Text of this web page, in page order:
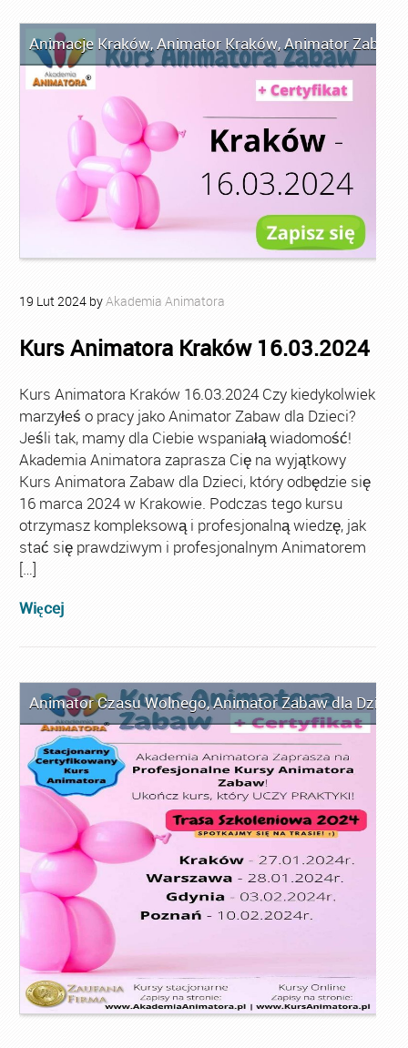
Animacje Kraków,Animator Kraków,Animator Zabaw
19 Lut 2024 byAkademia Animatora
Kurs Animatora Kraków 16.03.2024
Kurs Animatora Kraków 16.03.2024 Czy kiedykolwiek
marzyłeś o pracy jako Animator Zabaw dla Dzieci?
Jeśli tak, mamy dla Ciebie wspaniałą wiadomość!
Akademia Animatora zaprasza Cię na wyjątkowy
Kurs Animatora Zabaw dla Dzieci, który odbędzie się
16 marca 2024 w Krakowie. Podczas tego kursu
otrzymasz kompleksową i profesjonalną wiedzę, jak
stać się prawdziwym i profesjonalnym Animatorem
[…]
Więcej
Animator Czasu Wolnego,Animator Zabaw dla Dzieci